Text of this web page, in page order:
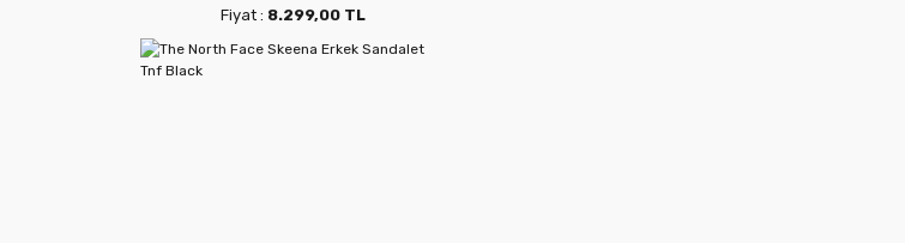
Fiyat : 8.299,00 TL